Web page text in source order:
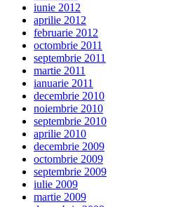
iunie 2012
aprilie 2012
februarie 2012
octombrie 2011
septembrie 2011
martie 2011
ianuarie 2011
decembrie 2010
noiembrie 2010
septembrie 2010
aprilie 2010
decembrie 2009
octombrie 2009
septembrie 2009
iulie 2009
martie 2009